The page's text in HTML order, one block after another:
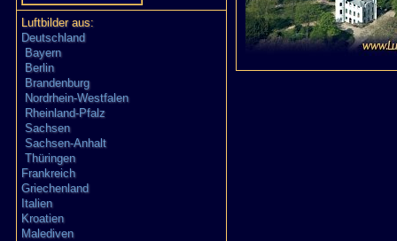
Luftbilder aus:
Deutschland
Bayern
Berlin
Brandenburg
Nordrhein-Westfalen
Rheinland-Pfalz
Sachsen
Sachsen-Anhalt
Thüringen
Frankreich
Griechenland
Italien
Kroatien
Malediven